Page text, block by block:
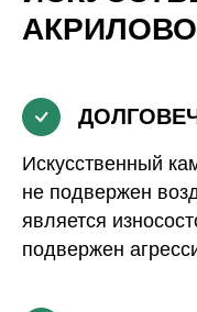
Искусственный
не подвержен
является
подвержен